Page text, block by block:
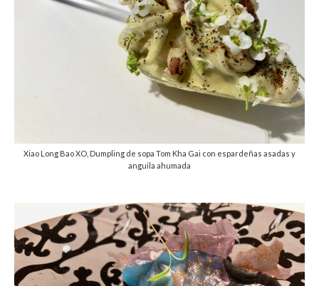
Xiao Long Bao XO, Dumpling de sopa Tom Kha Gai con espardeñas asadas y
anguila ahumada